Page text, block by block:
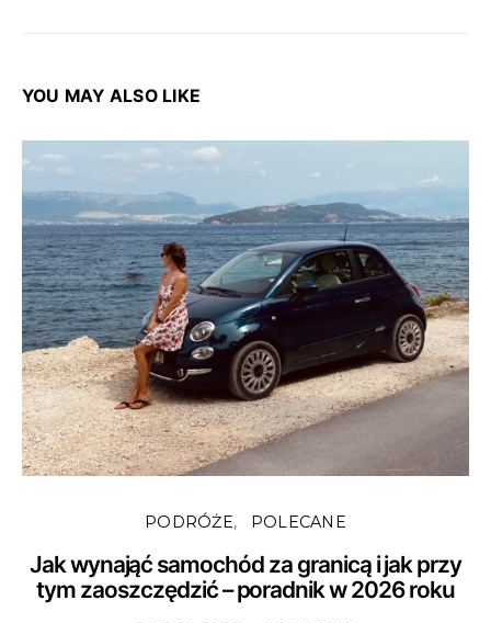
YOU MAY ALSO LIKE
PODRÓŻE POLECANE
Jak wynająć samochód za granicą i jak przy
tym zaoszczędzić – poradnik w 2026 roku